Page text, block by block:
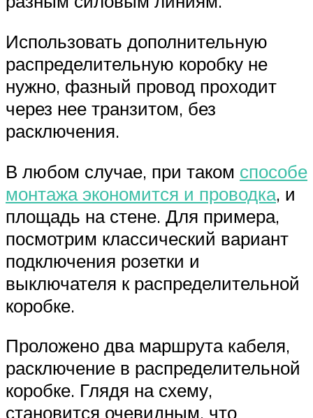
Использовать дополнительную
распределительную коробку не
нужно, фазный провод проходит
через нее транзитом, без
расключения.
В любом случае, при таком способе
монтажа экономится и проводка, и
площадь на стене. Для примера,
посмотрим классический вариант
подключения розетки и
выключателя к распределительной
коробке.
Проложено два маршрута кабеля,
расключение в распределительной
коробке. Глядя на схему,
становится очевидным, что